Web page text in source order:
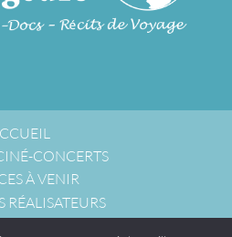
CONCERTS
À VENIR
RÉALISATEURS